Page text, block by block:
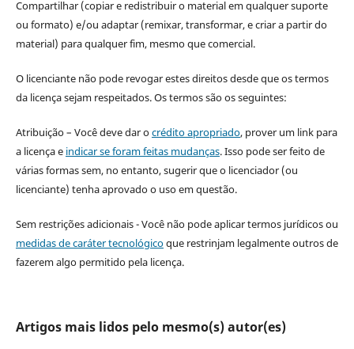
Compartilhar (copiar e redistribuir o material em qualquer suporte
ou formato) e/ou adaptar (remixar, transformar, e criar a partir do
material) para qualquer fim, mesmo que comercial.
O licenciante não pode revogar estes direitos desde que os termos
da licença sejam respeitados. Os termos são os seguintes:
Atribuição – Você deve dar ocrédito apropriado, prover um link para
a licença e indicar se foram feitas mudanças. Isso pode ser feito de
várias formas sem, no entanto, sugerir que o licenciador (ou
licenciante) tenha aprovado o uso em questão.
Sem restrições adicionais - Você não pode aplicar termos jurídicos ou
medidas de caráter tecnológicoque restrinjam legalmente outros de
fazerem algo permitido pela licença.
Artigos mais lidos pelo mesmo(s) autor(es)